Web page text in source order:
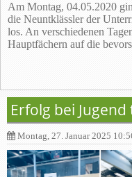
Am Montag, 04.05.2020
die Neuntklässler der
los. An verschiedenen
Hauptfächern auf die
Erfolg bei
Montag, 27. Januar 2025